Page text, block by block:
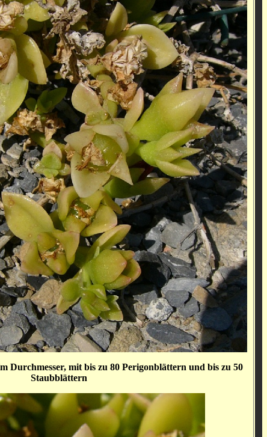
Durchmesser, mit bis zu 80 Perigonblättern und bis zu 50
Staubblättern